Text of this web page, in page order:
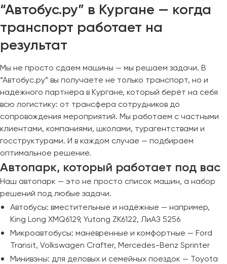
“Автобус.ру” в Кургане — когда
транспорт работает на
результат
Мы не просто сдаем машины — мы решаем задачи. В
“Автобус.ру” вы получаете не только транспорт, но и
надёжного партнёра в Кургане, который берёт на себя
всю логистику: от трансфера сотрудников до
сопровождения мероприятий. Мы работаем с частными
клиентами, компаниями, школами, турагентствами и
госструктурами. И в каждом случае — подбираем
оптимальное решение.
Автопарк, который работает под вас
Наш автопарк — это не просто список машин, а набор
решений под любые задачи.
Автобусы: вместительные и надёжные — например,
King Long XMQ6129, Yutong ZK6122, ЛиАЗ 5256
Микроавтобусы: маневренные и комфортные — Ford
Transit, Volkswagen Crafter, Mercedes-Benz Sprinter
Минивэны: для деловых и семейных поездок — Toyota